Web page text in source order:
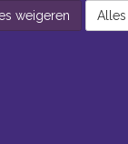
weigeren